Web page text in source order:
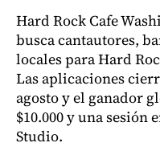
Hard Rock Cafe
busca cantautores,
locales para Hard
Las aplicaciones
agosto y el ganador
$10.000 y una sesión
Studio.